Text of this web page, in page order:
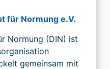
für Normung e.V.
Normung (DIN) ist
gemeinsam mit